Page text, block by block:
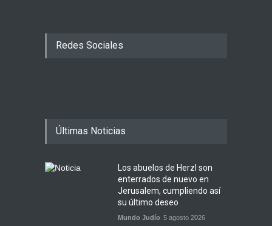
Redes Sociales
Últimas Noticias
Los abuelos de Herzl son
enterrados de nuevo en
Jerusalem, cumpliendo así
su último deseo
Mundo Judío 5 agosto 2026